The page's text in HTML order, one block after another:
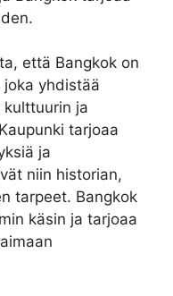
että Bangkok on
yhdistää
kulttuurin ja
tarjoaa
ja
niin historian,
tarpeet. Bangkok
käsin ja tarjoaa